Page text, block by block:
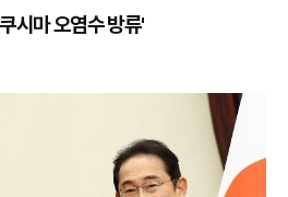
시마 오염수 방류'